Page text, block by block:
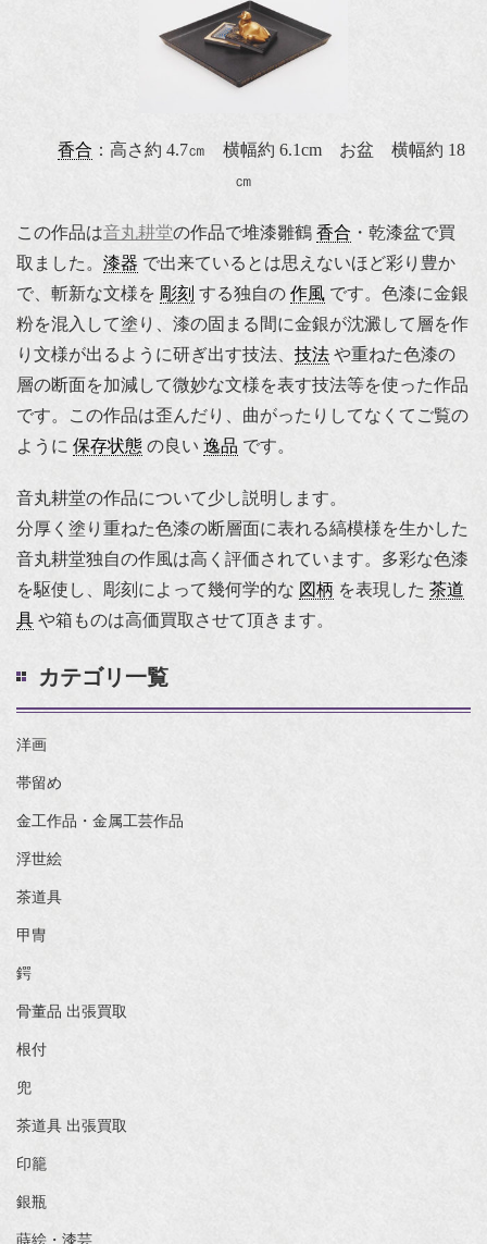
香合 ：高さ約 4.7㎝ 横幅約 6.1cm お盆 横幅約 18
㎝
この作品は音丸耕堂の作品で堆漆雛鶴 香合 ・乾漆盆で買
取ました。 漆器 で出来ているとは思えないほど彩り豊か
で、斬新な文様を 彫刻 する独自の 作風 です。色漆に金銀
粉を混入して塗り、漆の固まる間に金銀が沈澱して層を作
り文様が出るように研ぎ出す技法、 技法 や重ねた色漆の
層の断面を加減して微妙な文様を表す技法等を使った作品
です。この作品は歪んだり、曲がったりしてなくてご覧の
ように 保存状態 の良い 逸品 です。
音丸耕堂の作品について少し説明します。
分厚く塗り重ねた色漆の断層面に表れる縞模様を生かした
音丸耕堂独自の作風は高く評価されています。多彩な色漆
を駆使し、彫刻によって幾何学的な 図柄 を表現した 茶道
具 や箱ものは高価買取させて頂きます。
カテゴリ一覧
洋画
帯留め
金工作品・金属工芸作品
浮世絵
茶道具
甲冑
鍔
骨董品 出張買取
根付
兜
茶道具 出張買取
印籠
銀瓶
蒔絵・漆芸